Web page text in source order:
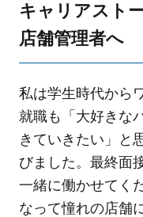
キャリアスト
店舗管理者へ
私は学生時代から
就職も「大好きな
きていきたい」と
びました。最終面
一緒に働かせてく
なって憧れの店舗